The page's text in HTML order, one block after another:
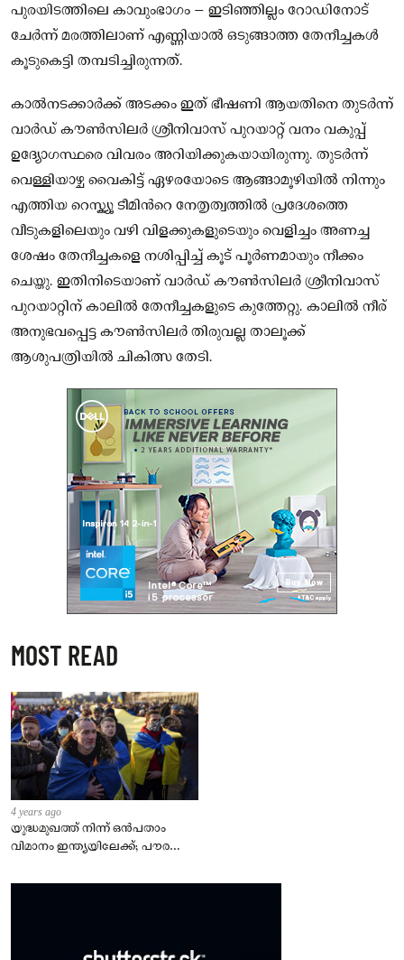
പുരയിടത്തിലെ കാവുംഭാഗം – ഇടിഞ്ഞില്ലം റോഡിനോട്
ചേർന്ന് മരത്തിലാണ് എണ്ണിയാൽ ഒടുങ്ങാത്ത തേനീച്ചകൾ
കൂടുകെട്ടി തമ്പടിച്ചിരുന്നത്.
കാൽനടക്കാർക്ക് അടക്കം ഇത് ഭീഷണി ആയതിനെ തുടർന്ന്
വാർഡ് കൗൺസിലർ ശ്രീനിവാസ് പുറയാറ്റ് വനം വകുപ്പ്
ഉദ്യോഗസ്ഥരെ വിവരം അറിയിക്കുകയായിരുന്നു. തുടർന്ന്
വെള്ളിയാഴ്ച വൈകിട്ട് ഏഴരയോടെ ആങ്ങാമൂഴിയിൽ നിന്നും
എത്തിയ റെസ്ക്യൂ ടീമിൻറെ നേതൃത്വത്തിൽ പ്രദേശത്തെ
വീടുകളിലെയും വഴി വിളക്കുകളുടെയും വെളിച്ചം അണച്ച
ശേഷം തേനീച്ചകളെ നശിപ്പിച്ച് കൂട് പൂർണമായും നീക്കം
ചെയ്തു. ഇതിനിടെയാണ് വാർഡ് കൗൺസിലർ ശ്രീനിവാസ്
പുറയാറ്റിന് കാലിൽ തേനീച്ചകളുടെ കുത്തേറ്റു. കാലിൽ നീര്
അനുഭവപ്പെട്ട കൗൺസിലർ തിരുവല്ല താലൂക്ക്
ആശുപത്രിയിൽ ചികിത്സ തേടി.
MOST READ
4 years ago
യുദ്ധമുഖത്ത് നിന്ന് ഒൻപതാം
വിമാനം ഇന്ത്യയിലേക്ക്; പൗരന്മാർ
– കേന്ദ്രം